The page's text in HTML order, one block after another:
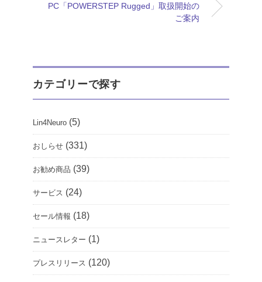
PC「POWERSTEP Rugged」取扱開始の
ご案内
カテゴリーで探す
Lin4Neuro (5)
おしらせ (331)
お勧め商品 (39)
サービス (24)
セール情報 (18)
ニュースレター (1)
プレスリリース (120)